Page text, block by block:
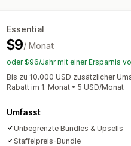
Trigger und
Analysen
Essential
$9/ Monat
oder $96/Jahr mit einer Ersparnis
Bis zu 10.000 USD zusätzlicher
Rabatt im 1. Monat • 5 USD/Monat
Umfasst
Unbegrenzte Bundles & Upsells
Staffelpreis-Bundle